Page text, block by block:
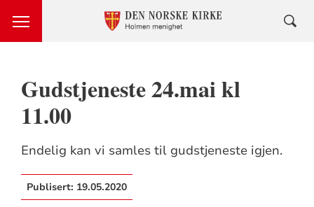
Gudstjeneste 24.mai kl
11.00
Endelig kan vi samles til gudstjeneste igjen.
Publisert: 19.05.2020